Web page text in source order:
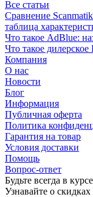
Все статьи
Сравнение
таблица
Что такое AdBlue:
Что такое
Компания
О нас
Новости
Блог
Информация
Публичная оферта
Политика
Гарантия на товар
Условия доставки
Помощь
Вопрос-ответ
Будьте всегда в
Узнавайте о